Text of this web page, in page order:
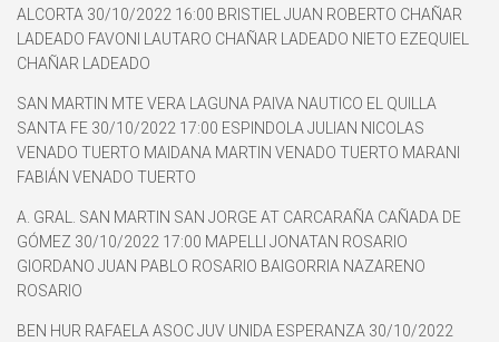
ALCORTA 30/10/2022 16:00 BRISTIEL JUAN ROBERTO CHAÑAR
LADEADO FAVONI LAUTARO CHAÑAR LADEADO NIETO EZEQUIEL
CHAÑAR LADEADO
SAN MARTIN MTE VERA LAGUNA PAIVA NAUTICO EL QUILLA
SANTA FE 30/10/2022 17:00 ESPINDOLA JULIAN NICOLAS
VENADO TUERTO MAIDANA MARTIN VENADO TUERTO MARANI
FABIÁN VENADO TUERTO
A. GRAL. SAN MARTIN SAN JORGE AT CARCARAÑA CAÑADA DE
GÓMEZ 30/10/2022 17:00 MAPELLI JONATAN ROSARIO
GIORDANO JUAN PABLO ROSARIO BAIGORRIA NAZARENO
ROSARIO
BEN HUR RAFAELA ASOC JUV UNIDA ESPERANZA 30/10/2022